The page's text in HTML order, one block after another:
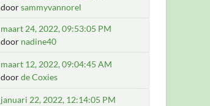
doorsammyvannorel
maart 24, 2022, 09:53:05 PM
door nadine40
maart 12, 2022, 09:04:45 AM
doorde Coxies
januari 22, 2022, 12:14:05 PM